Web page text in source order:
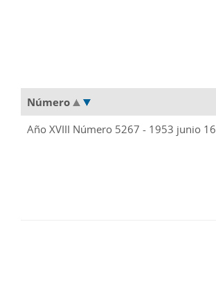
Número
Año XVIII Número 5267 - 1953 junio 16